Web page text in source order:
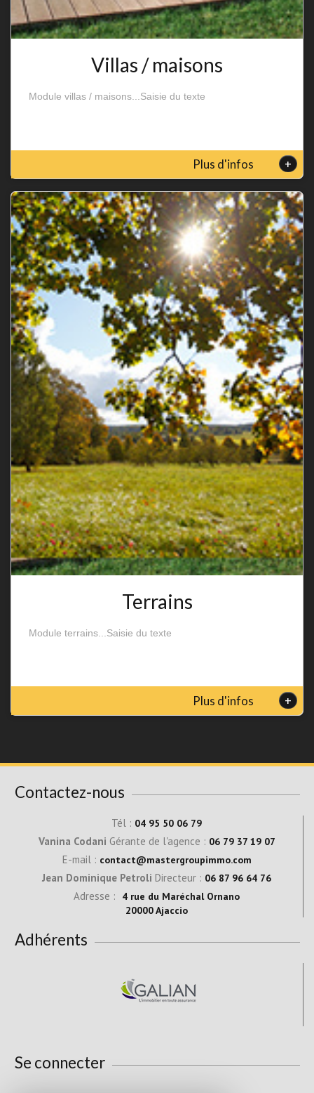
Villas / maisons
Module villas / maisons...Saisie du texte
Plus d'infos +
Terrains
Module terrains...Saisie du texte
Plus d'infos +
Contactez-nous
Tél : 04 95 50 06 79
Vanina Codani Gérante de l'agence : 06 79 37 19 07
E-mail : contact@mastergroupimmo.com
Jean Dominique Petroli Directeur : 06 87 96 64 76
Adresse :
4 rue du Maréchal Ornano
20000 Ajaccio
Adhérents
Se connecter